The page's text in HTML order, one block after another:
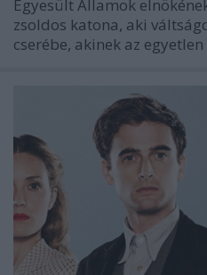
Egyesült Államok
zsoldos katona, aki
cserébe, akinek az